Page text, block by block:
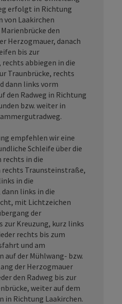
erfolgt in Richtung
von Laakirchen
den
Herzogmauer, danach
bis zur
abbiegen in die
Traunbrücke, rechts
dann links vorm
den Radweg in Richtung
bzw. weiter in
empfehlen wir eine
Schleife über die
rechts in die
rechts Traunsteinstraße,
in die
links in die
mit Lichtzeichen
der
zur Kreuzung, kurz links
rechts bis zum
und am
auf der Mühlwang- bzw.
der Herzogmauer
den Radweg bis zur
weiter auf dem
in Richtung Laakirchen.